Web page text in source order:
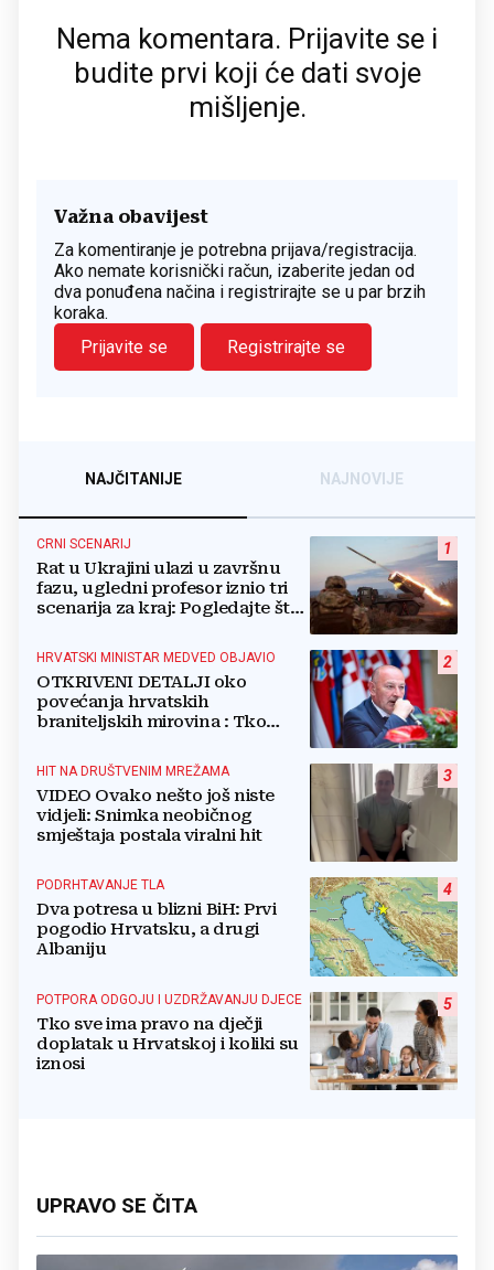
Nema komentara. Prijavite se i
budite prvi koji će dati svoje
mišljenje.
Važna obavijest
Za komentiranje je potrebna prijava/registracija.
Ako nemate korisnički račun, izaberite jedan od
dva ponuđena načina i registrirajte se u par brzih
koraka.
Prijavite se
Registrirajte se
NAJČITANIJE NAJNOVIJE
1
CRNI SCENARIJ
Rat u Ukrajini ulazi u završnu
fazu, ugledni profesor iznio tri
scenarija za kraj: Pogledajte što
2
HRVATSKI MINISTAR MEDVED OBJAVIO
OTKRIVENI DETALJI oko
povećanja hrvatskih
braniteljskih mirovina : Tko
3
HIT NA DRUŠTVENIM MREŽAMA
VIDEO Ovako nešto još niste
vidjeli: Snimka neobičnog
smještaja postala viralni hit
4
PODRHTAVANJE TLA
Dva potresa u blizni BiH: Prvi
pogodio Hrvatsku, a drugi
Albaniju
5
POTPORA ODGOJU I UZDRŽAVANJU DJECE
Tko sve ima pravo na dječji
doplatak u Hrvatskoj i koliki su
iznosi
UPRAVO SE ČITA